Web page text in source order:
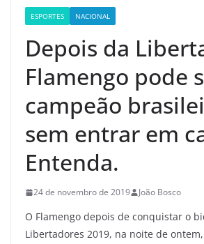
ESPORTES NACIONAL
Depois da
Flamengo pode
campeão
sem entrar em
Entenda.
24 de novembro de 2019 João Bosco
O Flamengo depois de conquistar o
Libertadores 2019, na noite de